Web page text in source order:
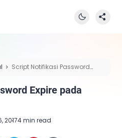
Script Notifikasi Password
Expire pada
20174 min read